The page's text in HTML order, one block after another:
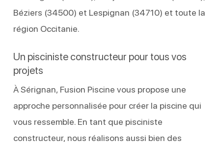
Béziers (34500) et Lespignan (34710) et toute la
région Occitanie.
Un pisciniste constructeur pour tous vos
projets
À Sérignan, Fusion Piscine vous propose une
approche personnalisée pour créer la piscine qui
vous ressemble. En tant que pisciniste
constructeur, nous réalisons aussi bien des